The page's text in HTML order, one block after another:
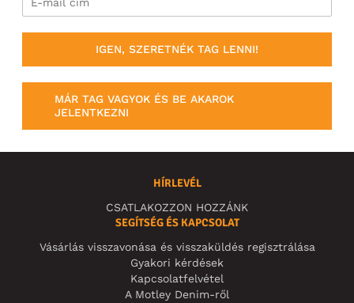
IGEN, SZERETNÉK TAG LENNI!
MÁR TAG VAGYOK ÉS BE AKAROK
JELENTKEZNI
HÍRLEVÉL
CSATLAKOZZON HOZZÁNK
SEGÍTSÉG ÉS KAPCSOLAT
Vásárlás visszavonása és visszaküldés regisztrálása
Gyakori kérdések
Kapcsolatfelvétel
A Motley Denim-ről